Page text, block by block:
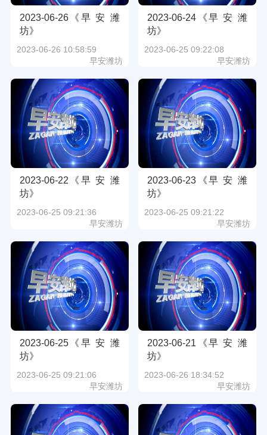
2023-06-26《早 安 潍
坊》
2023-06-26 10:58:59
早安潍坊
2023-06-24《早 安 潍
坊》
2023-06-25 09:22:08
早安潍坊
2023-06-22《早 安 潍
坊》
2023-06-25 09:21:36
早安潍坊
2023-06-23《早 安 潍
坊》
2023-06-25 09:21:22
早安潍坊
2023-06-25《早 安 潍
坊》
2023-06-25 09:21:06
早安潍坊
2023-06-21《早 安 潍
坊》
2023-06-26 18:34:52
早安潍坊